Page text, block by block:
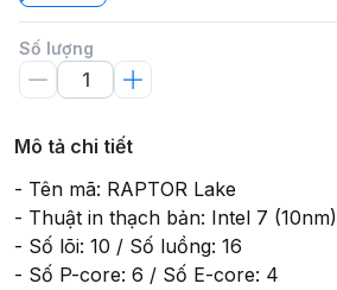
Số lượng
Mô tả chi tiết
- Tên mã: RAPTOR Lake
- Thuật in thạch bản: Intel 7 (10nm)
- Số lõi: 10 / Số luồng: 16
- Số P-core: 6 / Số E-core: 4